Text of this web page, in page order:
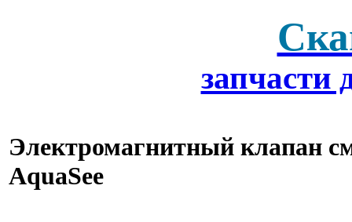
запчасти
Электромагнитный клапан
AquaSee